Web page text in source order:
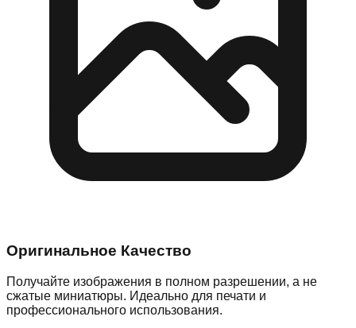
Оригинальное Качество
Получайте изображения в полном разрешении, а не
сжатые миниатюры. Идеально для печати и
профессионального использования.